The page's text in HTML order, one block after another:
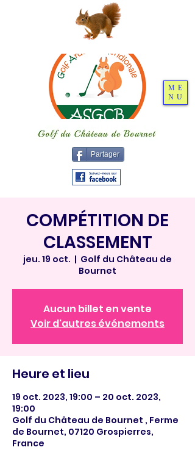
Partager
ME
NU
COMPÉTITION DE
CLASSEMENT
jeu. 19 oct.
  |
Golf du Château de
Bournet
Aucun billet en vente
Voir d'autres événements
Heure et lieu
19 oct. 2023, 19:00 – 20 oct. 2023,
19:00
Golf du Château de Bournet , Ferme
de Bournet, 07120 Grospierres,
France